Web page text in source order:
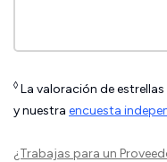
◊ La valoración de
y nuestra encuesta
¿Trabajas para un